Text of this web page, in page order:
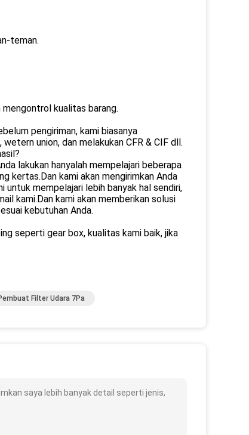
teman.
kualitas barang.
pengiriman, kami biasanya
union, dan melakukan CFR & CIF dll.
lakukan hanyalah mempelajari beberapa
kertas.Dan kami akan mengirimkan Anda
untuk mempelajari lebih banyak hal sendiri,
kami.Dan kami akan memberikan solusi
kebutuhan Anda.
seperti gear box, kualitas kami baik, jika
Filter Udara 7Pa
saya lebih banyak detail seperti jenis,